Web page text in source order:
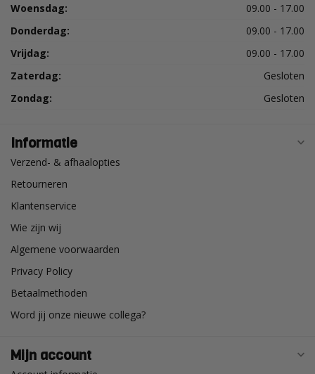
Woensdag:
09.00 - 17.00
Donderdag:
09.00 - 17.00
Vrijdag:
09.00 - 17.00
Zaterdag:
Gesloten
Zondag:
Gesloten
Informatie
Verzend- & afhaalopties
Retourneren
Klantenservice
Wie zijn wij
Algemene voorwaarden
Privacy Policy
Betaalmethoden
Word jij onze nieuwe collega?
Mijn account